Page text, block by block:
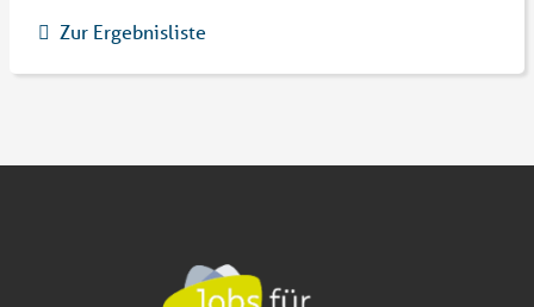
Zur Ergebnisliste